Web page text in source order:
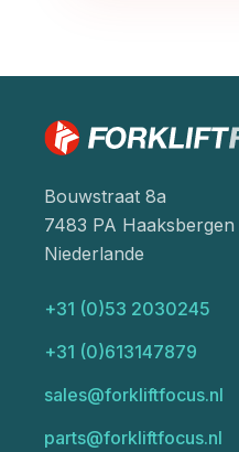
Bouwstraat 8a
7483 PA Haaksbergen
Niederlande
+31 (0)53 2030245
+31 (0)613147879
sales@forkliftfocus.nl
parts@forkliftfocus.nl